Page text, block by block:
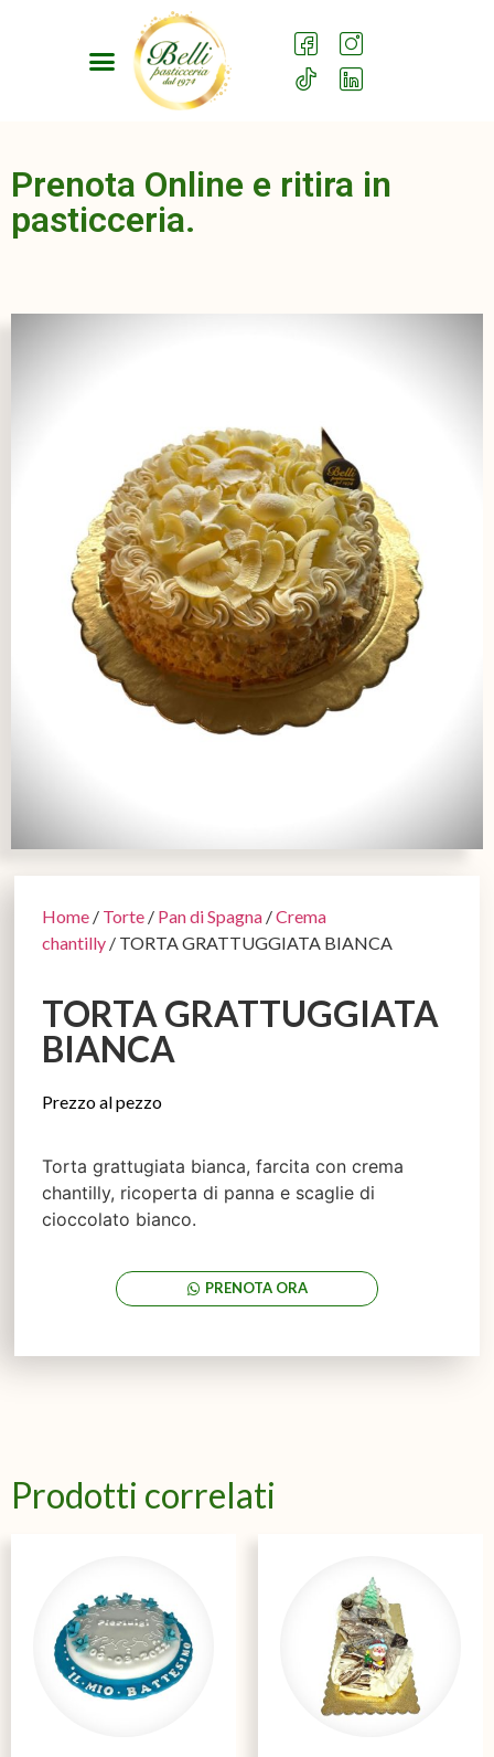
Prenota Online e ritira in
pasticceria.
Home / Torte / Pan di Spagna /Crema
chantilly / TORTA GRATTUGGIATA BIANCA
TORTA GRATTUGGIATA
BIANCA
Prezzo al pezzo
Torta grattugiata bianca, farcita con crema
chantilly, ricoperta di panna e scaglie di
cioccolato bianco.
PRENOTA ORA
Prodotti correlati